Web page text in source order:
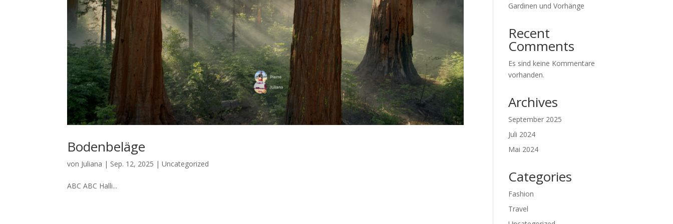
Bodenbeläge
von Juliana | Sep. 12, 2025 |Uncategorized
ABC ABC Halli...
Gardinen und Vorhänge
Recent
Comments
Es sind keine Kommentare
vorhanden.
Archives
September 2025
Juli 2024
Mai 2024
Categories
Fashion
Travel